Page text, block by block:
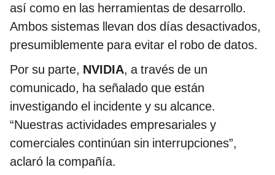
así como en las herramientas de desarrollo.
Ambos sistemas llevan dos días desactivados,
presumiblemente para evitar el robo de datos.
Por su parte, NVIDIA, a través de un
comunicado, ha señalado que están
investigando el incidente y su alcance.
“Nuestras actividades empresariales y
comerciales continúan sin interrupciones”,
aclaró la compañía.